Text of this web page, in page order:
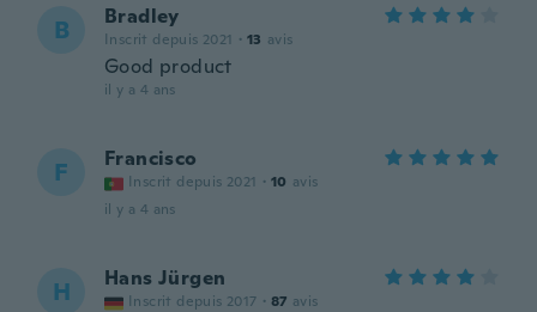
B Bradley
Inscrit depuis 2021 · 13 avis
Good product
il y a 4 ans
F Francisco
Inscrit depuis 2021 · 10 avis
il y a 4 ans
H Hans Jürgen
Inscrit depuis 2017 · 87 avis